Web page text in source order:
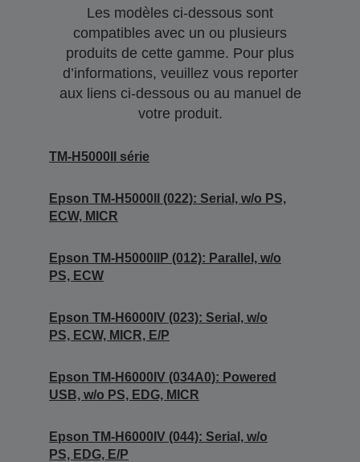
Les modèles ci-dessous sont
compatibles avec un ou plusieurs
produits de cette gamme. Pour plus
d’informations, veuillez vous reporter
aux liens ci-dessous ou au manuel de
votre produit.
TM-H5000II série
Epson TM-H5000II (022): Serial, w/o PS,
ECW, MICR
Epson TM-H5000IIP (012): Parallel, w/o
PS, ECW
Epson TM-H6000IV (023): Serial, w/o
PS, ECW, MICR, E/P
Epson TM-H6000IV (034A0): Powered
USB, w/o PS, EDG, MICR
Epson TM-H6000IV (044): Serial, w/o
PS, EDG, E/P